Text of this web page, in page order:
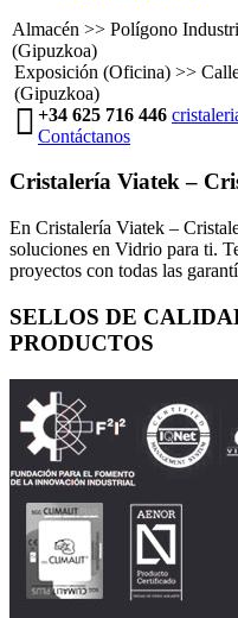
Almacén >> Polígono
(Gipuzkoa)
Exposición (Oficina) >>
(Gipuzkoa)
+34 625 716 446
Contáctanos
Cristalería Viatek –
En Cristalería Viatek –
soluciones en Vidrio para ti.
proyectos con todas las
SELLOS DE
PRODUCTOS